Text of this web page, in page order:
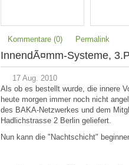
Kommentare (0) Permalink
InnendÃ¤mm-Systeme,
17 Aug. 2010
Als ob es bestellt wurde, die innere
heute morgen immer noch nicht
des BAKA-Netzwerkes und dem
Hadlichstrasse 2 Berlin geliefert.
Nun kann die "Nachtschicht"